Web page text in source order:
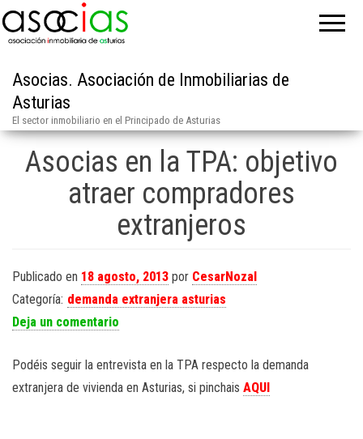
Asocias. Asociación de Inmobiliarias de
Asturias
El sector inmobiliario en el Principado de Asturias
Asocias en la TPA: objetivo
atraer compradores
extranjeros
Publicado en 18 agosto, 2013 por CesarNozal
Categoría: demanda extranjera asturias
Deja un comentario
Podéis seguir la entrevista en la TPA respecto la demanda
extranjera de vivienda en Asturias, si pinchais AQUI